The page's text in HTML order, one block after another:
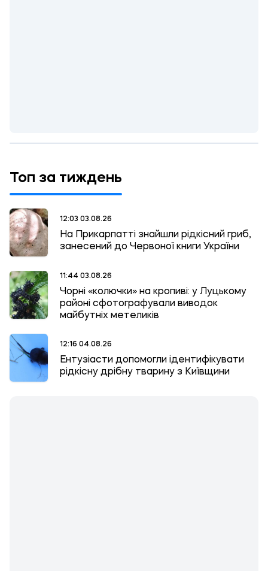
Топ за тиждень
12:03 03.08.26
На Прикарпатті знайшли рідкісний гриб,
занесений до Червоної книги України
11:44 03.08.26
Чорні «колючки» на кропиві: у Луцькому
районі сфотографували виводок
майбутніх метеликів
12:16 04.08.26
Ентузіасти допомогли ідентифікувати
рідкісну дрібну тварину з Київщини